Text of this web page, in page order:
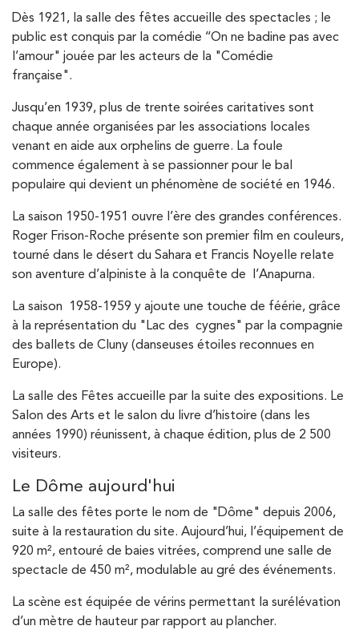
Dès 1921, la salle des fêtes accueille des spectacles ; le
public est conquis par la comédie ‘‘On ne badine pas avec
l’amour" jouée par les acteurs de la "Comédie
française".
Jusqu’en 1939, plus de trente soirées caritatives sont
chaque année organisées par les associations locales
venant en aide aux orphelins de guerre. La foule
commence également à se passionner pour le bal
populaire qui devient un phénomène de société en 1946.
La saison 1950-1951 ouvre l’ère des grandes conférences.
Roger Frison-Roche présente son premier film en couleurs,
tourné dans le désert du Sahara et Francis Noyelle relate
son aventure d’alpiniste à la conquête de l’Anapurna.
La saison 1958-1959 y ajoute une touche de féérie, grâce
à la représentation du "Lac des cygnes" par la compagnie
des ballets de Cluny (danseuses étoiles reconnues en
Europe).
La salle des Fêtes accueille par la suite des expositions. Le
Salon des Arts et le salon du livre d’histoire (dans les
années 1990) réunissent, à chaque édition, plus de 2 500
visiteurs.
Le Dôme aujourd'hui
La salle des fêtes porte le nom de "Dôme" depuis 2006,
suite à la restauration du site. Aujourd’hui, l’équipement de
920 m², entouré de baies vitrées, comprend une salle de
spectacle de 450 m², modulable au gré des événements.
La scène est équipée de vérins permettant la surélévation
d’un mètre de hauteur par rapport au plancher.